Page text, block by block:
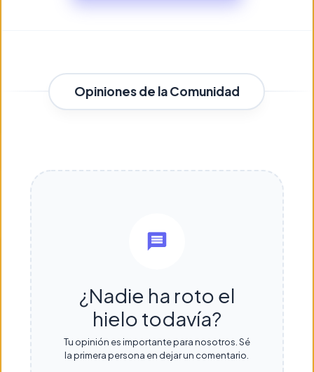
Opiniones de la Comunidad
¿Nadie ha roto el
hielo todavía?
Tu opinión es importante para nosotros. Sé
la primera persona en dejar un comentario.